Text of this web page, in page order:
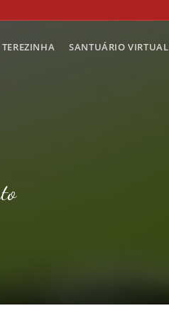
SANTUÁRIO VIRTUAL